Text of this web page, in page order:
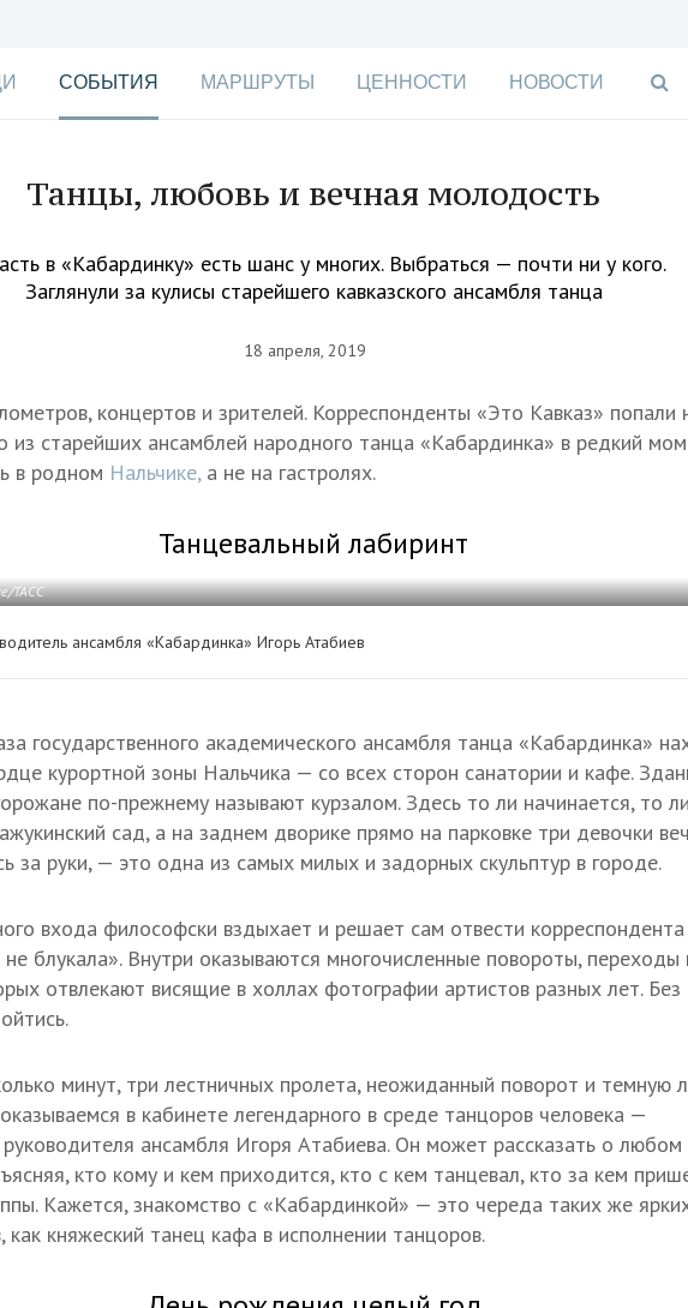
СОБЫТИЯ МАРШРУТЫ ЦЕННОСТИ НОВОСТИ
Танцы, любовь и вечная молодость
в «Кабардинку» есть шанс у многих. Выбраться — почти ни у кого.
Заглянули за кулисы старейшего кавказского ансамбля танца
18 апреля, 2019
концертов и зрителей. Корреспонденты «Это Кавказ» попали
из старейших ансамблей народного танца «Кабардинка» в редкий
в родном Нальчике,а не на гастролях.
Танцевальный лабиринт
ТАСС
ансамбля «Кабардинка» Игорь Атабиев
государственного академического ансамбля танца «Кабардинка»
курортной зоны Нальчика — со всех сторон санатории и кафе.
по-прежнему называют курзалом. Здесь то ли начинается, то ли
сад, а на заднем дворике прямо на парковке три девочки
за руки, — это одна из самых милых и задорных скульптур в городе.
входа философски вздыхает и решает сам отвести корреспондента
блукала». Внутри оказываются многочисленные повороты, переходы
отвлекают висящие в холлах фотографии артистов разных лет. Без
минут, три лестничных пролета, неожиданный поворот и темную
в кабинете легендарного в среде танцоров человека —
ансамбля Игоря Атабиева. Он может рассказать о любом
кто кому и кем приходится, кто с кем танцевал, кто за кем
Кажется, знакомство с «Кабардинкой» — это череда таких же
как княжеский танец кафа в исполнении танцоров.